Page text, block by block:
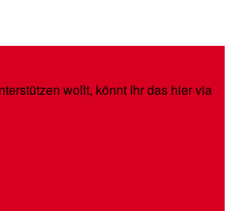
wollt, könnt Ihr das hier via